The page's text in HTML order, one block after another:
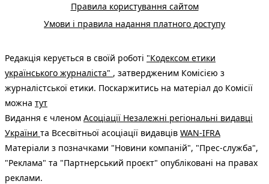
Правила користування сайтом
Умови і правила надання платного доступу
Редакція керується в своїй роботі "Кодексом етики
українського журналіста" , затвердженим Комісією з
журналістської етики. Поскаржитись на матеріал до Комісії
можна тут
Видання є членом Асоціації Незалежні регіональні видавці
України та Всесвітньої асоціації видавців WAN-IFRA
Матеріали з позначками "Новини компаній", "Прес-служба",
"Реклама" та "Партнерський проєкт" опубліковані на правах
реклами.